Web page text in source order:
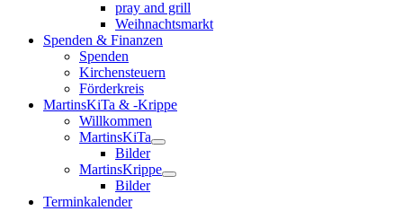
pray and grill
Weihnachtsmarkt
Spenden & Finanzen
Spenden
Kirchensteuern
Förderkreis
MartinsKiTa & -Krippe
Willkommen
MartinsKiTa
Bilder
MartinsKrippe
Bilder
Terminkalender